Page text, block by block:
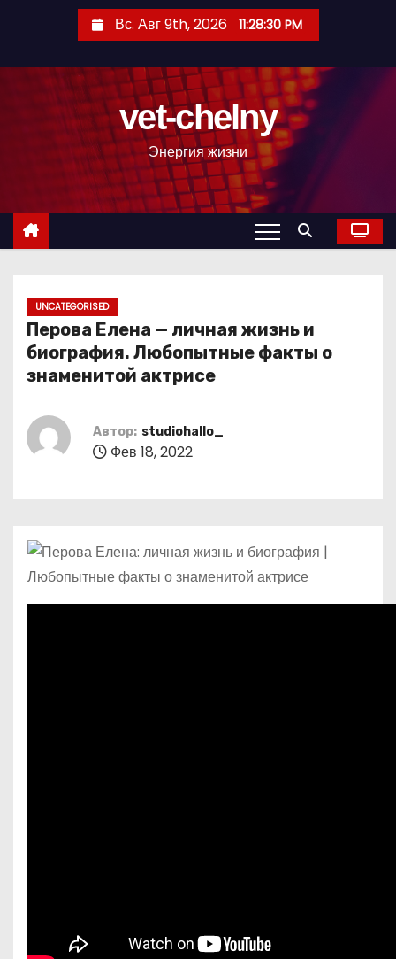
с
Вс. Авг 9th, 2026 11:28:31 PM
vet-chelny
Энергия жизни
UNCATEGORISED
Перова Елена — личная жизнь и
биография. Любопытные факты о
знаменитой актрисе
Автор: studiohallo_
Фев 18, 2022